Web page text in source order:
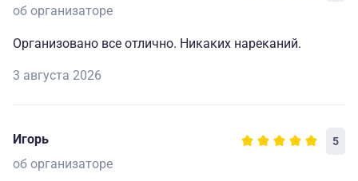
об организаторе
Организовано все отлично. Никаких нареканий.
3 августа 2026
Игорь 5
об организаторе